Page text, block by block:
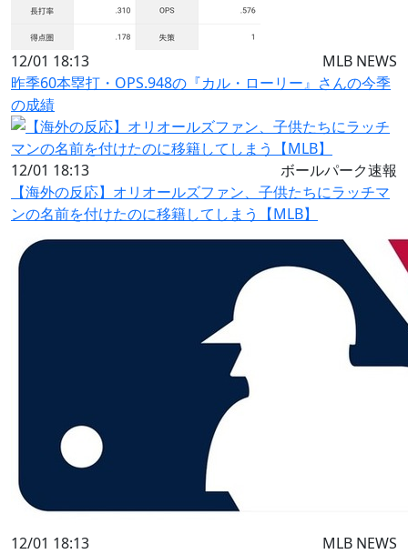
12/01 18:13
MLB NEWS
昨季60本塁打・OPS.948の『カル・ローリー』さんの今季
の成績
12/01 18:13
ボールパーク速報
【海外の反応】オリオールズファン、子供たちにラッチマ
ンの名前を付けたのに移籍してしまう【MLB】
12/01 18:13
MLB NEWS